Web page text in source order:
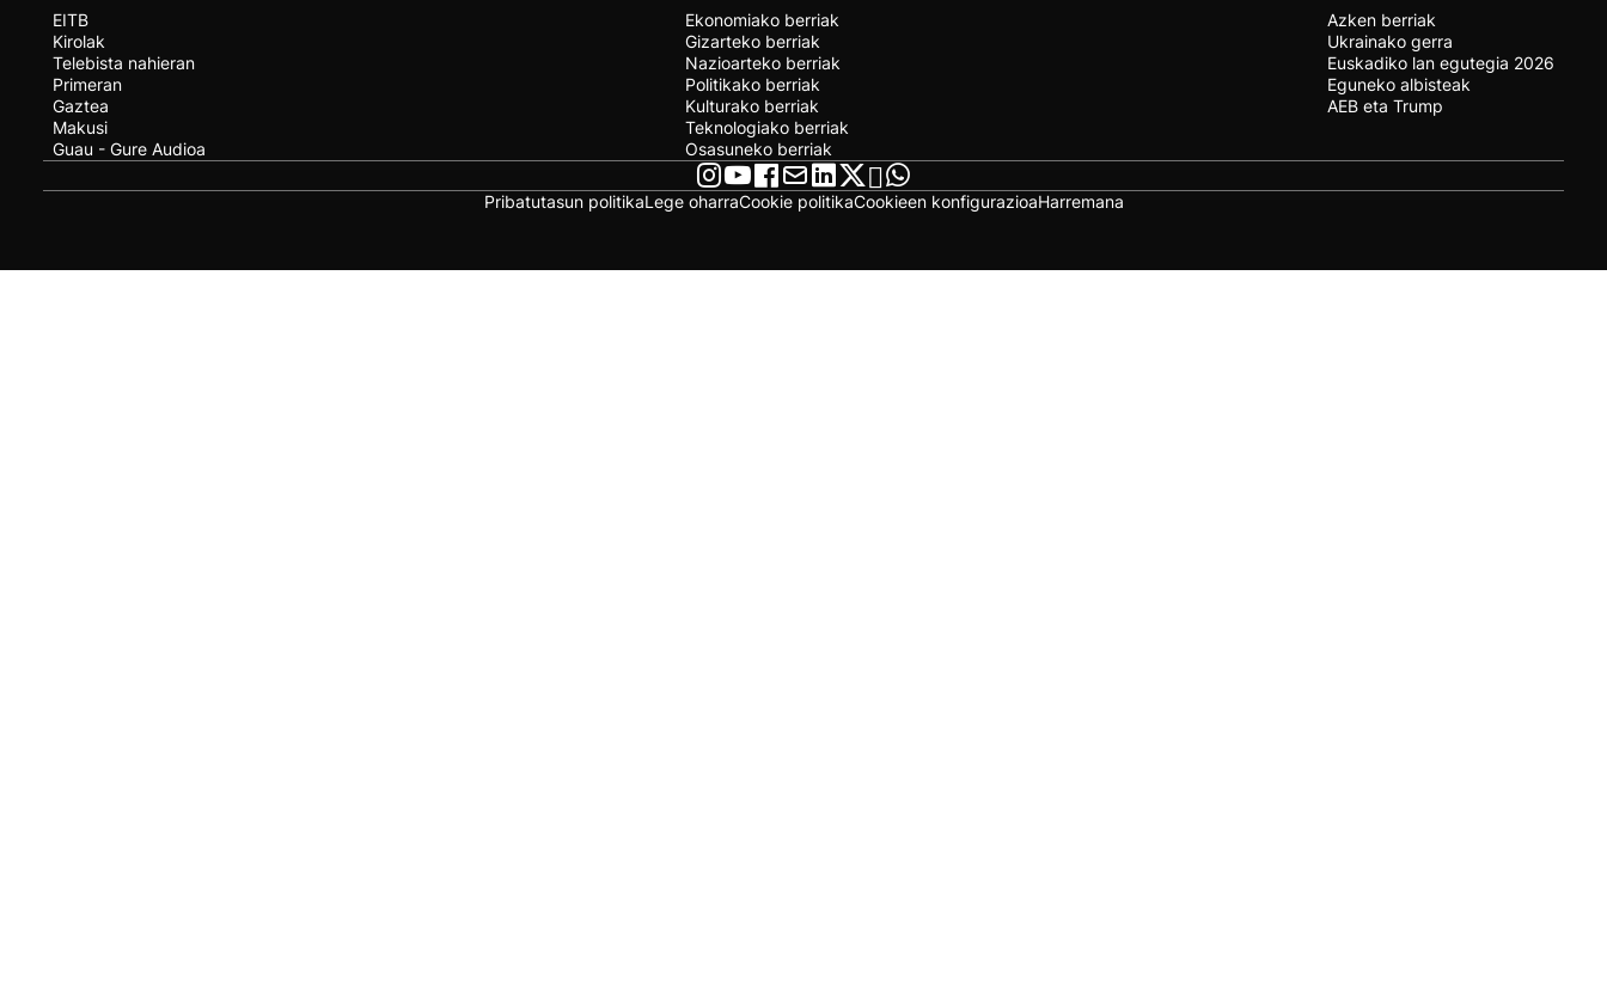
EITB
Kirolak
Telebista nahieran
Primeran
Gaztea
Makusi
Guau - Gure Audioa
Ekonomiako berriak
Gizarteko berriak
Nazioarteko berriak
Politikako berriak
Kulturako berriak
Teknologiako berriak
Osasuneko berriak
Azken berriak
Ukrainako gerra
Euskadiko lan egutegia 2026
Eguneko albisteak
AEB eta Trump
Pribatutasun politikaLege oharraCookie politikaCookieen konfigurazioaHarremana